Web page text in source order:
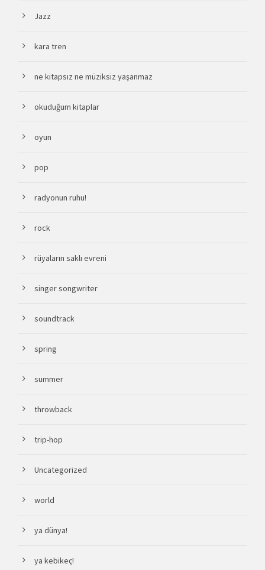
Jazz
kara tren
ne kitapsız ne müziksiz yaşanmaz
okuduğum kitaplar
oyun
pop
radyonun ruhu!
rock
rüyaların saklı evreni
singer songwriter
soundtrack
spring
summer
throwback
trip-hop
Uncategorized
world
ya dünya!
ya kebikeç!